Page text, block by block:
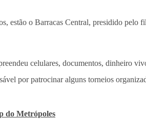
estão o Barracas Central, presidido
celulares, documentos, dinheiro
por patrocinar alguns torneios
do Metrópoles